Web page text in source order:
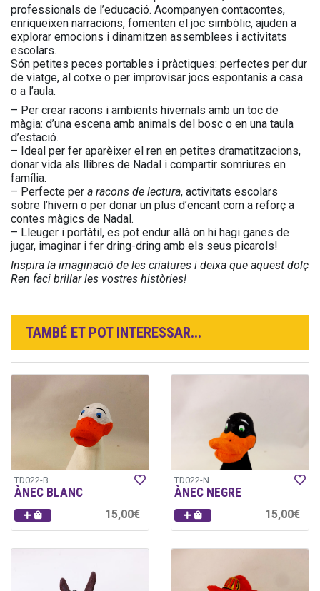
professionals de l’educació. Acompanyen contacontes,
enriqueixen narracions, fomenten el joc simbòlic, ajuden a
explorar emocions i dinamitzen assemblees i activitats
escolars.
Són petites peces portables i pràctiques: perfectes per dur
de viatge, al cotxe o per improvisar jocs espontanis a casa
o a l’aula.
– Per crear racons i ambients hivernals amb un toc de
màgia: d’una escena amb animals del bosc o en una taula
d’estació.
– Ideal per fer aparèixer el ren en petites dramatitzacions,
donar vida als llibres de Nadal i compartir somriures en
família.
– Perfecte per a racons de lectura, activitats escolars
sobre l’hivern o per donar un plus d’encant com a reforç a
contes màgics de Nadal.
– Lleuger i portàtil, es pot endur allà on hi hagi ganes de
jugar, imaginar i fer dring-dring amb els seus picarols!
Inspira la imaginació de les criatures i deixa que aquest dolç
Ren faci brillar les vostres històries!
TAMBÉ ET POT INTERESSAR...
TD022-B
ÀNEC BLANC
15,00€
TD022-N
ÀNEC NEGRE
15,00€